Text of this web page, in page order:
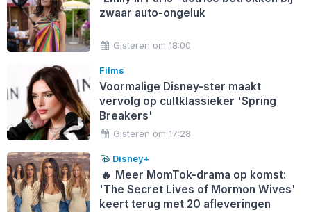
zwaar auto-ongeluk
Gisteren om 18:00
Films
Voormalige Disney-ster maakt
vervolg op cultklassieker 'Spring
Breakers'
Gisteren om 17:28
Disney+
🔥 Meer MomTok-drama op komst:
'The Secret Lives of Mormon Wives'
keert terug met 20 afleveringen